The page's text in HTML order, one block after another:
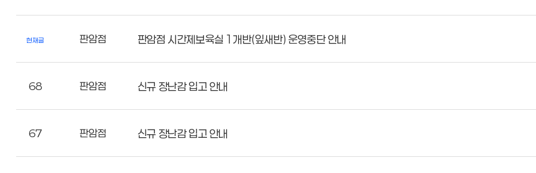
현재글 판암점 판암점 시간제보육실 1개반(잎새반) 운영중단 안내
68 판암점 신규 장난감 입고 안내
67 판암점 신규 장난감 입고 안내